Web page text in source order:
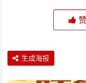
赞
生成海报